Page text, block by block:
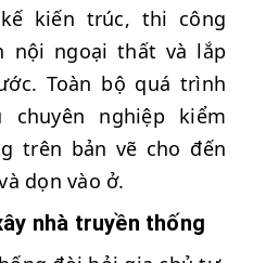
kiến trúc, thi công
nội ngoại thất và lắp
Toàn bộ quá trình
nghiệp kiểm
trên bản vẽ cho đến
dọn vào ở.
nhà truyền thống